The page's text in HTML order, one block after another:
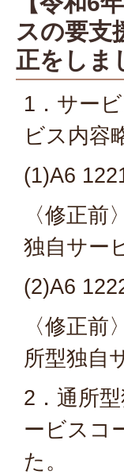
スの要支
正をしま
1．サー
ビス内容
(1)A6
〈修正
独自サー
(2)A6
〈修正
所型独自
2．通所
ービスコ
た。